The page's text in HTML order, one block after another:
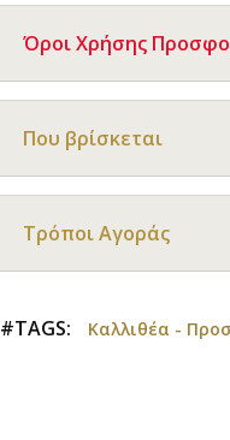
Όροι Χρήσης
Που βρίσκεται
Τρόποι Αγοράς
#TAGS: Καλλιθέα -